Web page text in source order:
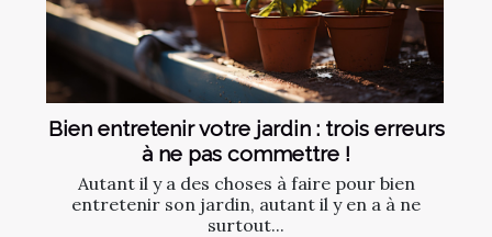
Bien entretenir votre jardin : trois erreurs
à ne pas commettre !
Autant il y a des choses à faire pour bien
entretenir son jardin, autant il y en a à ne
surtout...